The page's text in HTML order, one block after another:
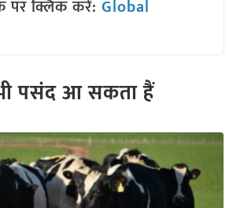
पर क्लिक करें: Global
पसंद आ सकता हैं